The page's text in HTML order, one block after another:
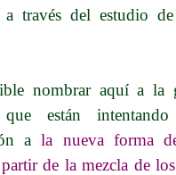
a través del estudio
nombrar aquí a la
que están
ala nueva forma
de la mezcla de